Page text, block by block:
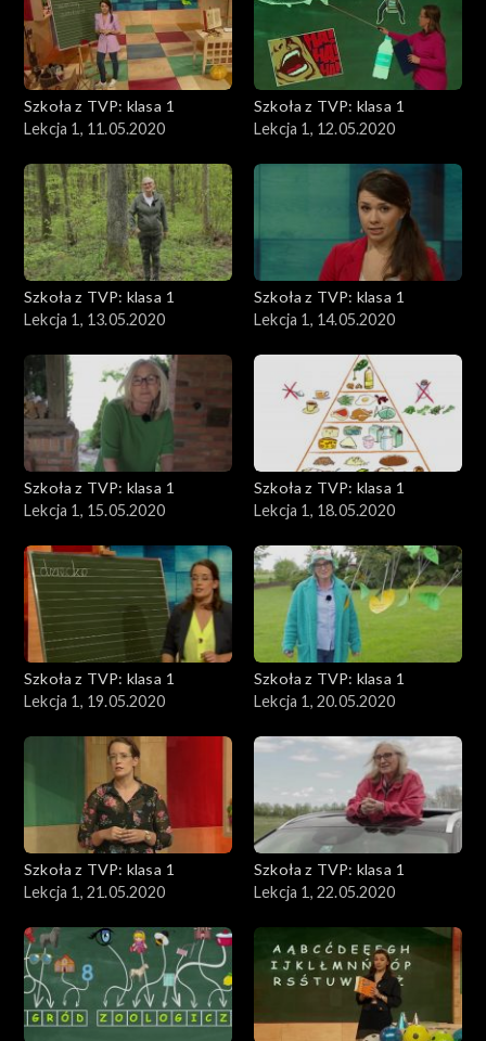
Szkoła z TVP: klasa 1
Lekcja 1, 11.05.2020
Szkoła z TVP: klasa 1
Lekcja 1, 12.05.2020
Szkoła z TVP: klasa 1
Lekcja 1, 13.05.2020
Szkoła z TVP: klasa 1
Lekcja 1, 14.05.2020
Szkoła z TVP: klasa 1
Lekcja 1, 15.05.2020
Szkoła z TVP: klasa 1
Lekcja 1, 18.05.2020
Szkoła z TVP: klasa 1
Lekcja 1, 19.05.2020
Szkoła z TVP: klasa 1
Lekcja 1, 20.05.2020
Szkoła z TVP: klasa 1
Lekcja 1, 21.05.2020
Szkoła z TVP: klasa 1
Lekcja 1, 22.05.2020